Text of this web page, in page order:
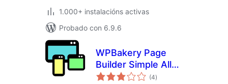
1.000+ instalacións activas
Probado con 6.9.6
WPBakery Page
Builder Simple All
Responsive (4valoracións
totais
)